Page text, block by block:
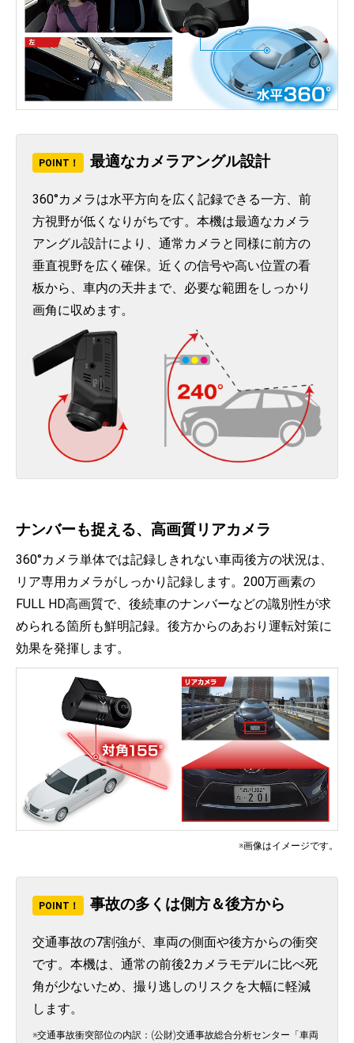
POINT！ 最適なカメラアングル設計
360°カメラは水平方向を広く記録できる一方、前
方視野が低くなりがちです。本機は最適なカメラ
アングル設計により、通常カメラと同様に前方の
垂直視野を広く確保。近くの信号や高い位置の看
板から、車内の天井まで、必要な範囲をしっかり
画角に収めます。
ナンバーも捉える、高画質リアカメラ
360°カメラ単体では記録しきれない車両後方の状況は、
リア専用カメラがしっかり記録します。200万画素の
FULL HD高画質で、後続車のナンバーなどの識別性が求
められる箇所も鮮明記録。後方からのあおり運転対策に
効果を発揮します。
※画像はイメージです。
POINT！ 事故の多くは側方＆後方から
交通事故の7割強が、車両の側面や後方からの衝突
です。本機は、通常の前後2カメラモデルに比べ死
角が少ないため、撮り逃しのリスクを大幅に軽減
します。
※交通事故衝突部位の内訳：(公財)交通事故総合分析センター「車両